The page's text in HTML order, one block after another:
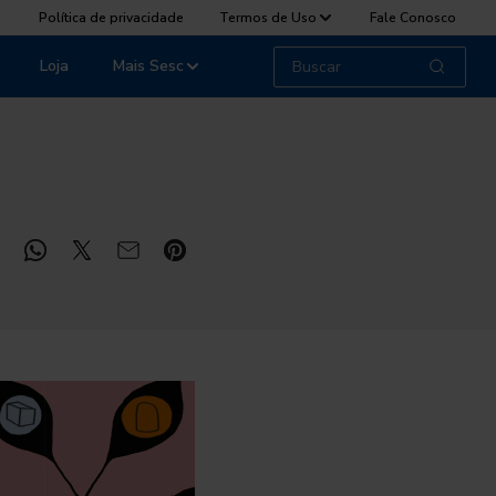
Política de privacidade Termos de Uso Fale Conosco
Loja Mais Sesc